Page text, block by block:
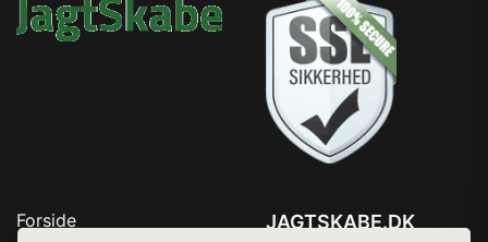
Forside
JAGTSKABE.DK